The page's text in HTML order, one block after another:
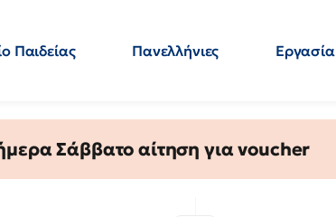
Παιδείας Πανελλήνιες Εργασία
Σάββατο αίτηση για voucher